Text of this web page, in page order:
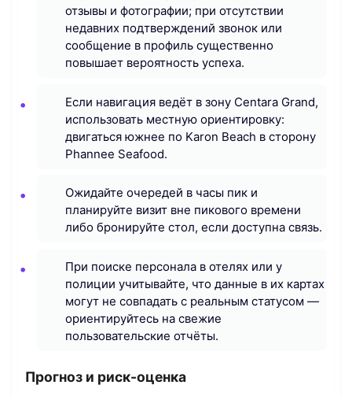
отзывы и фотографии; при отсутствии
недавних подтверждений звонок или
сообщение в профиль существенно
повышает вероятность успеха.
Если навигация ведёт в зону Centara Grand,
использовать местную ориентировку:
двигаться южнее по Karon Beach в сторону
Phannee Seafood.
Ожидайте очередей в часы пик и
планируйте визит вне пикового времени
либо бронируйте стол, если доступна связь.
При поиске персонала в отелях или у
полиции учитывайте, что данные в их картах
могут не совпадать с реальным статусом —
ориентируйтесь на свежие
пользовательские отчёты.
Прогноз и риск-оценка